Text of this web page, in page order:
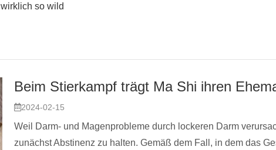
so wild
2024-02-15
Weil Darm- und Magenprobleme durch lockeren Darm
zunächst Abstinenz zu halten. Gemäß dem Fall, in dem das